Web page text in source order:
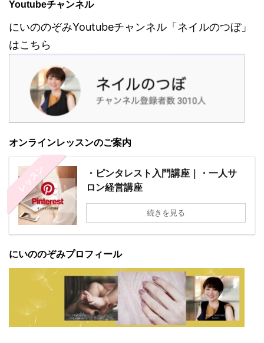
Youtubeチャンネル
にいののぞみYoutubeチャンネル「ネイルのつぼ」
はこちら
オンラインレッスンのご案内
レッスン
・ピンタレスト入門講座｜・一人サ
ロン経営講座
続きを見る
にいののぞみプロフィール